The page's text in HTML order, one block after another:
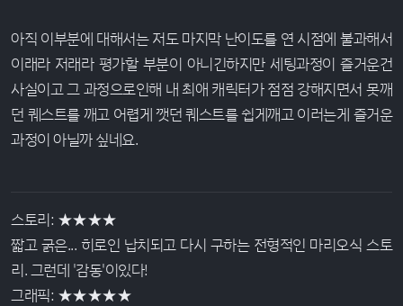
아직 이부분에 대해서는 저도 마지막 난이도를 연 시점에 불과해서
이래라 저래라 평가할 부분이 아니긴하지만 세팅과정이 즐거운건
사실이고 그 과정으로인해 내 최애 캐릭터가 점점 강해지면서 못깨
던 퀘스트를 깨고 어렵게 깻던 퀘스트를 쉽게깨고 이러는게 즐거운
과정이 아닐까 싶네요.
스토리: ★★★★
짧고 굵은... 히로인 납치되고 다시 구하는 전형적인 마리오식 스토
리. 그런데 '감동'이있다!
그래픽: ★★★★★